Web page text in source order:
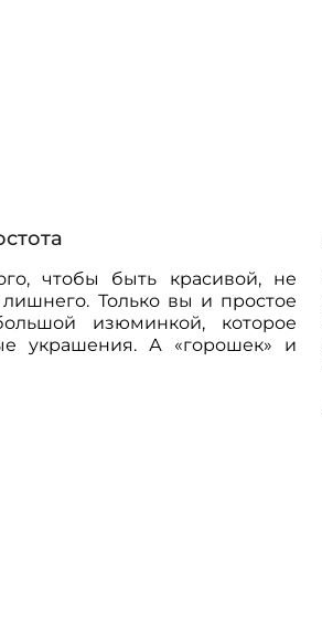
чтобы быть красивой, не
Только вы и простое
изюминкой, которое
украшения. А «горошек» и